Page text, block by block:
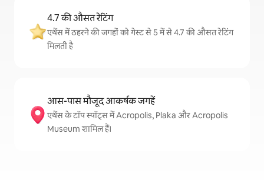
4.7 की औसत रेटिंग
एथेंस में ठहरने की जगहों को गेस्ट से 5 में से 4.7 की औसत रेटिंग
मिलती है
आस-पास मौजूद आकर्षक जगहें
एथेंस के टॉप स्पॉट्स में Acropolis, Plaka और Acropolis
Museum शामिल हैं।